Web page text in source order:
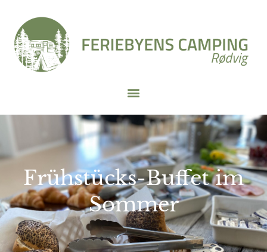
Frühstücks-Buffet im
Sommer